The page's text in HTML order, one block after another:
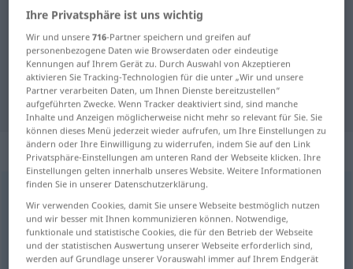
Deutsch-Englisch Wörterbuch
Deutsch-Englisch Übersetzung für
"unzählbar"
"unzählbar" Englisch Übersetzung
„unzählbar“: Adjektiv
unzählbar [ˌʊnˈtsɛːlbaːr; ˈʊn-]adj
Übersicht aller Übersetzungen
(Für mehr Details die Übersetzung anklicken/antippen)
Ihre Privatsphäre ist uns wichtig
Wir und unsere716-Partner speichern und greifen auf
personenbezogene Daten wie Browserdaten oder eindeutige
Kennungen auf Ihrem Gerät zu. Durch Auswahl von Akzeptieren
aktivieren Sie Tracking-Technologien für die unter „Wir und unsere
Partner verarbeiten Daten, um Ihnen Dienste bereitzustellen“
aufgeführten Zwecke. Wenn Tracker deaktiviert sind, sind manche
Inhalte und Anzeigen möglicherweise nicht mehr so relevant für Sie. Sie
können dieses Menü jederzeit wieder aufrufen, um Ihre Einstellungen zu
ändern oder Ihre Einwilligung zu widerrufen, indem Sie auf den Link
Privatsphäre-Einstellungen am unteren Rand der Webseite klicken. Ihre
Einstellungen gelten innerhalb unseres Website. Weitere Informationen
finden Sie in unserer Datenschutzerklärung.
Wir verwenden Cookies, damit Sie unsere Webseite bestmöglich nutzen
und wir besser mit Ihnen kommunizieren können. Notwendige,
funktionale und statistische Cookies, die für den Betrieb der Webseite
und der statistischen Auswertung unserer Webseite erforderlich sind,
werden auf Grundlage unserer Vorauswahl immer auf Ihrem Endgerät